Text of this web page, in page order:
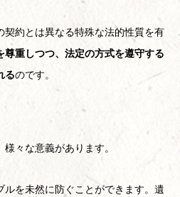
契約とは異なる特殊な法的性質を有
尊重しつつ、法定の方式を遵守する
るのです。
々な意義があります。
を未然に防ぐことができます。遺